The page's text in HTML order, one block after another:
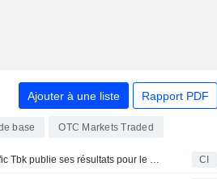
Ajouter à une liste Rapport PDF
base OTC Markets Traded
PT Chandra Asri Pacific Tbk publie ses résultats pour le premier semestre clos le 30 juin 2026 CI